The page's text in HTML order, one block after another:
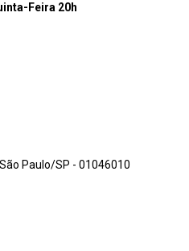
Feira 20h
Paulo/SP - 01046010